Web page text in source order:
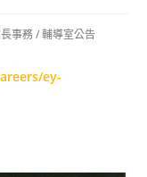
事務/輔導室公告
ey-